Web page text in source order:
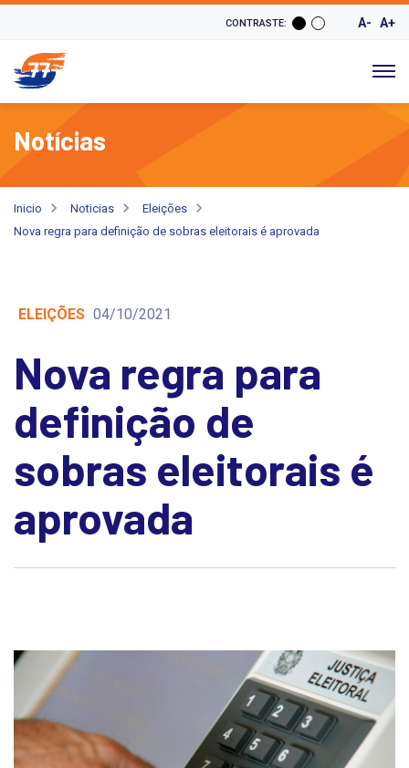
CONTRASTE: A- A+
Notícias
Inicio Noticias
Eleições
Nova regra para definição de sobras eleitorais é aprovada
ELEIÇÕES 04/10/2021
Nova regra para
definição de
sobras eleitorais é
aprovada